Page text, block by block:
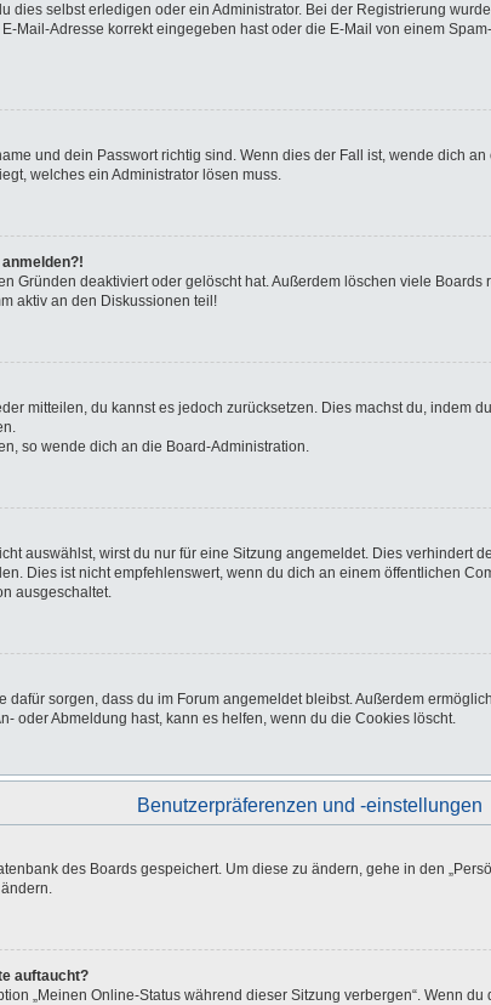
selbst erledigen oder ein Administrator. Bei der Registrierung
Mail-Adresse korrekt eingegeben hast oder die E-Mail von einem
und dein Passwort richtig sind. Wenn dies der Fall ist, wende dich
welches ein Administrator lösen muss.
Gründen deaktiviert oder gelöscht hat. Außerdem löschen viele
aktiv an den Diskussionen teil!
mitteilen, du kannst es jedoch zurücksetzen. Dies machst du, indem
so wende dich an die Board-Administration.
auswählst, wirst du nur für eine Sitzung angemeldet. Dies
Dies ist nicht empfehlenswert, wenn du dich an einem öffentlichen
ausgeschaltet.
sorgen, dass du im Forum angemeldet bleibst. Außerdem
oder Abmeldung hast, kann es helfen, wenn du die Cookies löscht.
Benutzerpräferenzen und -einstellungen
des Boards gespeichert. Um diese zu ändern, gehe in den
auftaucht?
„Meinen Online-Status während dieser Sitzung verbergen“. Wenn